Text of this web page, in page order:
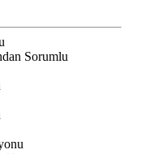
Sorumlu